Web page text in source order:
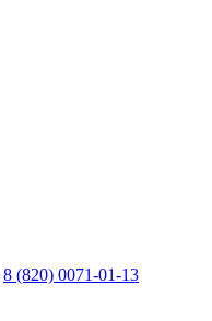
8 (820) 0071-01-13